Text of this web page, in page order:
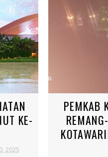
KE-
2025
PEMKAB